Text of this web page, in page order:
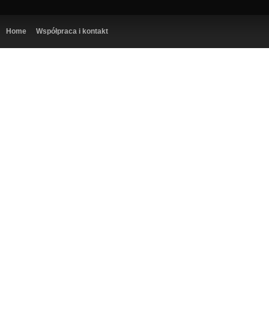
Home Współpraca i kontakt